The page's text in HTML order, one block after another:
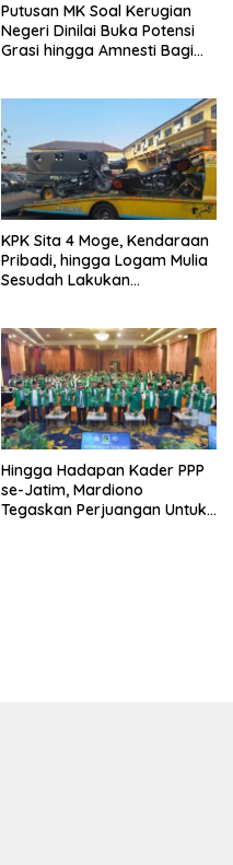
Putusan MK Soal Kerugian
Negeri Dinilai Buka Potensi
Grasi hingga Amnesti Bagi
KPK Sita 4 Moge, Kendaraan
Pribadi, hingga Logam Mulia
Sesudah Lakukan
Tindak Kejahatan Bupati
Pemalang
Hingga Hadapan Kader PPP
se-Jatim, Mardiono
Tegaskan Perjuangan Untuk